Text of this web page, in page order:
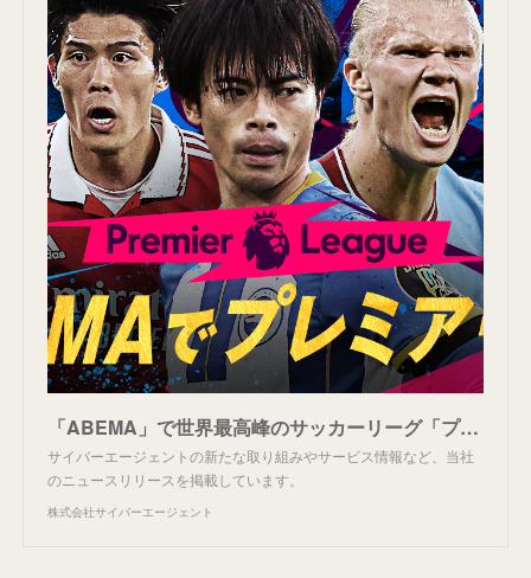
「ABEMA」で世界最高峰のサッカーリーグ「プレミアリーグ」2023-24シーズンの生中継決定！三笘薫所属ブライトン、冨安健洋所属アーセナルなどの厳選試合を毎節無料
サイバーエージェントの新たな取り組みやサービス情報など、当社
のニュースリリースを掲載しています。
株式会社サイバーエージェント